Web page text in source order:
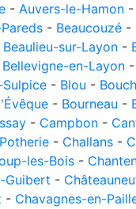
- Auvers-le-Hamon -
- Beaucouzé -
Beaulieu-sur-Layon -
Bellevigne-en-Layon -
- Blou -
- Bourneau -
- Campbon -
- Challans -
les-Bois -
Guibert -
- Chavagnes-en-